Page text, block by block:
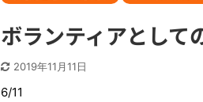
ボランティアとして
2019年11月11日
6/11